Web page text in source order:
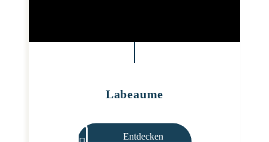
Labeaume
Entdecken